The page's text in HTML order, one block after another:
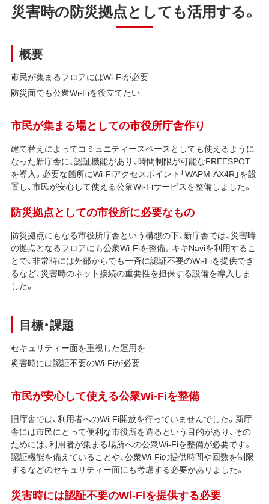
災害時の防災拠点としても活用する。
概要
市民が集まるフロアにはWi-Fiが必要
防災面でも公衆Wi-Fiを役立てたい
市民が集まる場としての市役所庁舎作り
建て替えによってコミュニティースペースとしても使えるように
なった新庁舎に、認証機能があり、時間制限が可能なFREESPOT
を導入。必要な箇所にWi-Fiアクセスポイント「WAPM-AX4R」を設
置し、市民が安心して使える公衆Wi-Fiサービスを整備しました。
防災拠点としての市役所に必要なもの
防災拠点にもなる市役所庁舎という構想の下、新庁舎では、災害時
の拠点となるフロアにも公衆Wi-Fiを整備。キキNaviを利用するこ
とで、非常時には外部からでも一斉に認証不要のWi-Fiを提供でき
るなど、災害時のネット接続の重要性を担保する設備を導入しま
した。
目標・課題
セキュリティー面を重視した運用を
災害時には認証不要のWi-Fiが必要
市民が安心して使える公衆Wi-Fiを整備
旧庁舎では、利用者へのWi-Fi開放を行っていませんでした。新庁
舎には市民にとって便利な市役所を造るという目的があり、その
ためには、利用者が集まる場所への公衆Wi-Fiを整備が必要です。
認証機能を備えていることや、公衆Wi-Fiの提供時間や回数を制限
するなどのセキュリティー面にも考慮する必要がありました。
災害時には認証不要のWi-Fiを提供する必要